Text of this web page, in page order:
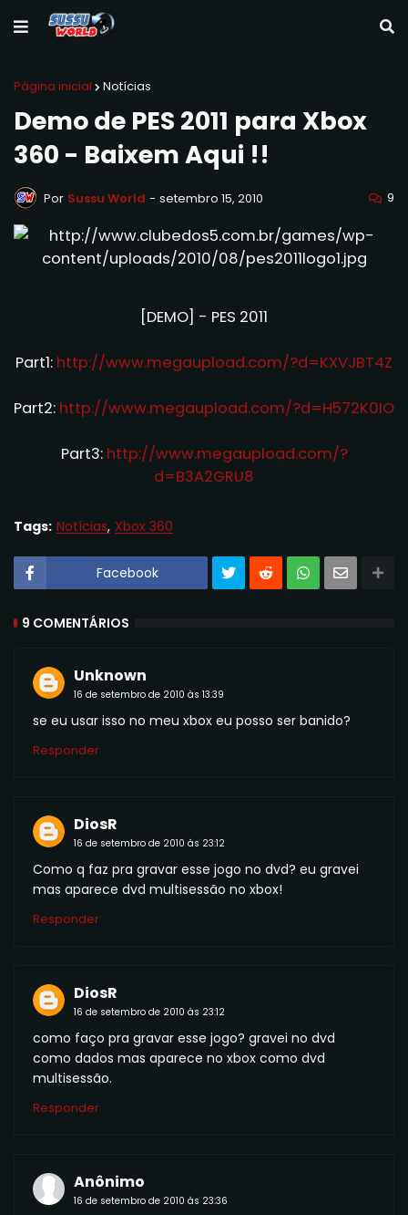
Página inicial Notícias
Demo de PES 2011 para Xbox
360 - Baixem Aqui !!
Por Sussu World - setembro 15, 2010 9
[DEMO] - PES 2011
Part1: http://www.megaupload.com/?d=KXVJBT4Z
Part2: http://www.megaupload.com/?d=H572K0IO
Part3: http://www.megaupload.com/?
d=B3A2GRU8
Tags: Notícias Xbox 360
Facebook
9 COMENTÁRIOS
Unknown
16 de setembro de 2010 às 13:39
se eu usar isso no meu xbox eu posso ser banido?
Responder
DiosR
16 de setembro de 2010 às 23:12
Como q faz pra gravar esse jogo no dvd? eu gravei
mas aparece dvd multisessão no xbox!
Responder
DiosR
16 de setembro de 2010 às 23:12
como faço pra gravar esse jogo? gravei no dvd
como dados mas aparece no xbox como dvd
multisessão.
Responder
Anônimo
16 de setembro de 2010 às 23:36